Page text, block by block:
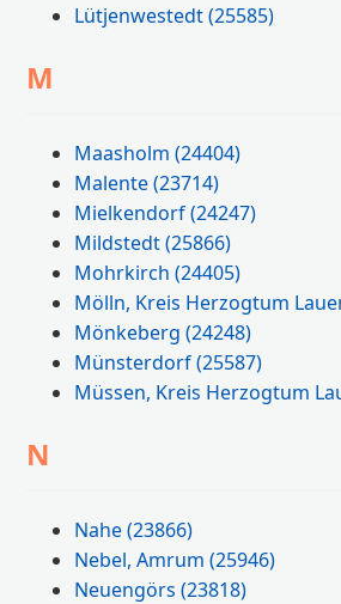
Lütjenwestedt(25585)
M
Maasholm(24404)
Malente(23714)
Mielkendorf(24247)
Mildstedt(25866)
Mohrkirch(24405)
Mölln, Kreis Herzogtum
Mönkeberg(24248)
Münsterdorf(25587)
Müssen, Kreis Herzogtum
N
Nahe(23866)
Nebel, Amrum(25946)
Neuengörs(23818)